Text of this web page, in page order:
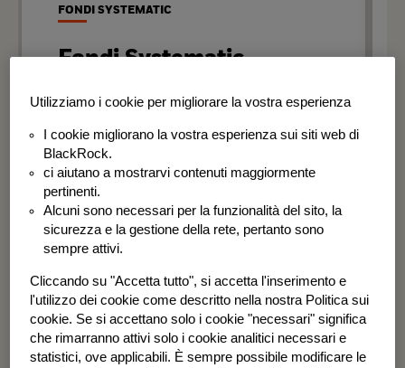
FONDI SYSTEMATIC
Fondi Systematic
Strategie quantitative basate sui dati
disciplinato e coerente nel tempo.
BSF Systematic World Equity Fund
BGF Systematic Global Equity High
Income Fund
Utilizziamo i cookie per migliorare la vostra esperienza
I cookie migliorano la vostra esperienza sui siti web di
BlackRock.
ci aiutano a mostrarvi contenuti maggiormente
pertinenti.
Alcuni sono necessari per la funzionalità del sito, la
sicurezza e la gestione della rete, pertanto sono
sempre attivi.
Cliccando su "Accetta tutto", si accetta l'inserimento e
l'utilizzo dei cookie come descritto nella nostra Politica sui
cookie. Se si accettano solo i cookie "necessari" significa
che rimarranno attivi solo i cookie analitici necessari e
statistici, ove applicabili. È sempre possibile modificare le